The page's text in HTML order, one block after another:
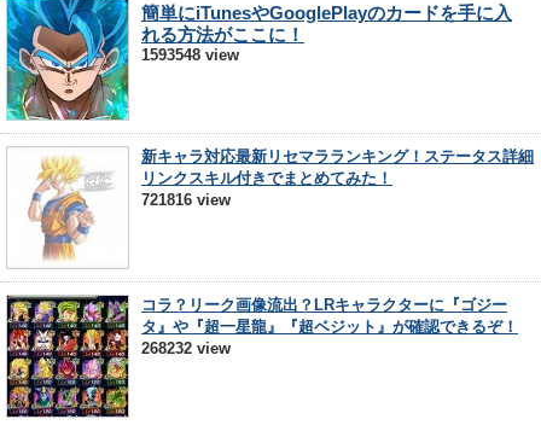
簡単にiTunesやGooglePlayのカードを手に入
れる方法がここに！
1593548 view
新キャラ対応最新リセマラランキング！ステータス詳細
リンクスキル付きでまとめてみた！
721816 view
コラ？リーク画像流出？LRキャラクターに『ゴジー
タ』や『超一星龍』『超ベジット』が確認できるぞ！
268232 view